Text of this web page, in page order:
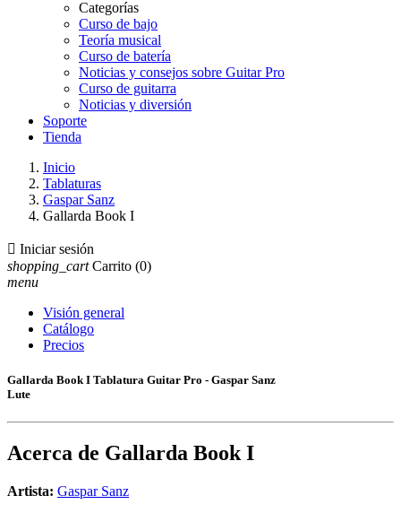
Categorías
Curso de bajo
Teoría musical
Curso de batería
Noticias y consejos sobre Guitar Pro
Curso de guitarra
Noticias y diversión
Soporte
Tienda
Inicio
Tablaturas
Gaspar Sanz
Gallarda Book I
 Iniciar sesión
shopping_cart Carrito (0)
menu
Visión general
Catálogo
Precios
Gallarda Book I Tablatura Guitar Pro - Gaspar Sanz
Lute
Acerca de Gallarda Book I
Artista: Gaspar Sanz